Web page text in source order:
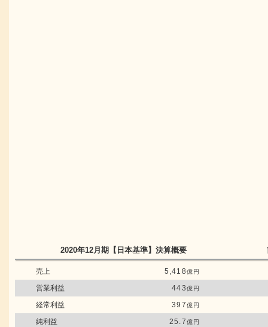
2020年12月期 【日本基準】決算概要
売上 5,418億円
営業利益 443億円
経常利益 397億円
純利益 25.7億円